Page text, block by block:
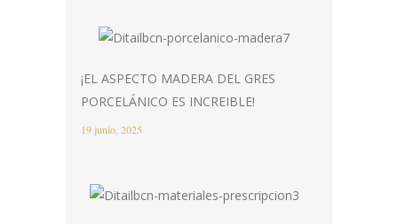
¡EL ASPECTO MADERA DEL GRES
PORCELÁNICO ES INCREIBLE!
19 junio, 2025